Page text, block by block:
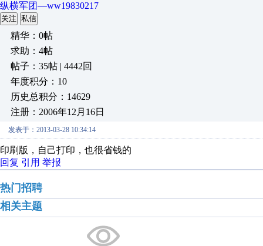
纵横军团—ww19830217
关注 私信
精华：0帖
求助：4帖
帖子：35帖 | 4442回
年度积分：10
历史总积分：14629
注册：2006年12月16日
发表于：2013-03-28 10:34:14
印刷版，自己打印，也很省钱的
回复 引用 举报
热门招聘
相关主题